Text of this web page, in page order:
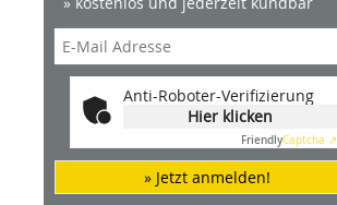
Anti-Roboter-Verifizierung
Hier klicken
FriendlyCaptcha ⇗
» Jetzt anmelden!